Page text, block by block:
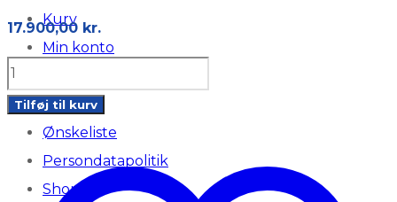
Kurv
Min konto
Om os
Ønskeliste
Persondatapolitik
Shop
17.900,00 kr.
N46B20B
BMW
E90
04-
Tilføj til kurv